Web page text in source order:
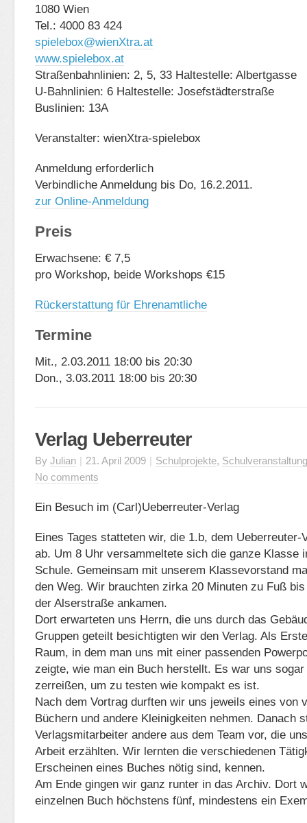
1080 Wien
Tel.: 4000 83 424
spielebox@wienXtra.at
www.spielebox.at
Straßenbahnlinien: 2, 5, 33 Haltestelle: Albertgasse
U-Bahnlinien: 6 Haltestelle: Josefstädterstraße
Buslinien: 13A
Veranstalter: wienXtra-spielebox
Anmeldung erforderlich
Verbindliche Anmeldung bis Do, 16.2.2011.
zur Online-Anmeldung
Preis
Erwachsene: € 7,5
pro Workshop, beide Workshops €15
Rückerstattung für Ehrenamtliche
Termine
Mit., 2.03.2011 18:00 bis 20:30
Don., 3.03.2011 18:00 bis 20:30
Verlag Ueberreuter
By Julian | 21. April 2009 | Schulprojekte,
No comments
Ein Besuch im (Carl)Ueberreuter-Verlag
Eines Tages statteten wir, die 1.b, dem Ueberreuter-
ab. Um 8 Uhr versammeltete sich die ganze Klasse
Schule. Gemeinsam mit unserem Klassevorstand
den Weg. Wir brauchten zirka 20 Minuten zu Fuß
der Alserstraße ankamen.
Dort erwarteten uns Herrn, die uns durch das
Gruppen geteilt besichtigten wir den Verlag. Als
Raum, in dem man uns mit einer passenden
zeigte, wie man ein Buch herstellt. Es war uns
zerreißen, um zu testen wie kompakt es ist.
Nach dem Vortrag durften wir uns jeweils eines von
Büchern und andere Kleinigkeiten nehmen. Danach
Verlagsmitarbeiter andere aus dem Team vor, die
Arbeit erzählten. Wir lernten die verschiedenen
Erscheinen eines Buches nötig sind, kennen.
Am Ende gingen wir ganz runter in das Archiv. Dort
einzelnen Buch höchstens fünf, mindestens ein